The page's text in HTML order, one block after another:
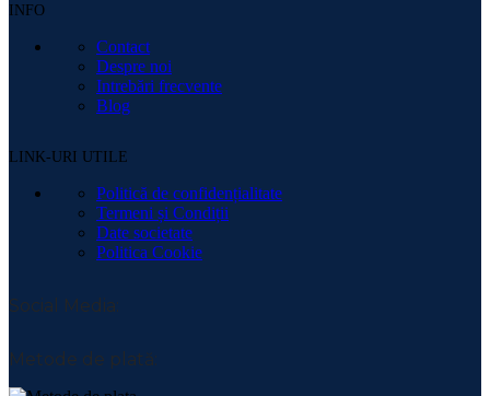
INFO
Contact
Despre noi
Intrebări frecvente
Blog
LINK-URI UTILE
Politică de confidențialitate
Termeni și Condiții
Date societate
Politica Cookie
Social Media:
Metode de plată: